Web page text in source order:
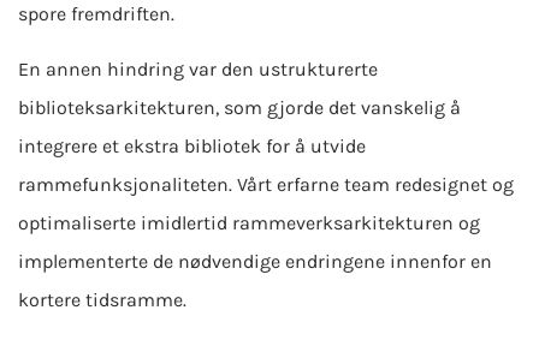
spore fremdriften.
En annen hindring var den ustrukturerte
biblioteksarkitekturen, som gjorde det vanskelig å
integrere et ekstra bibliotek for å utvide
rammefunksjonaliteten. Vårt erfarne team redesignet og
optimaliserte imidlertid rammeverksarkitekturen og
implementerte de nødvendige endringene innenfor en
kortere tidsramme.